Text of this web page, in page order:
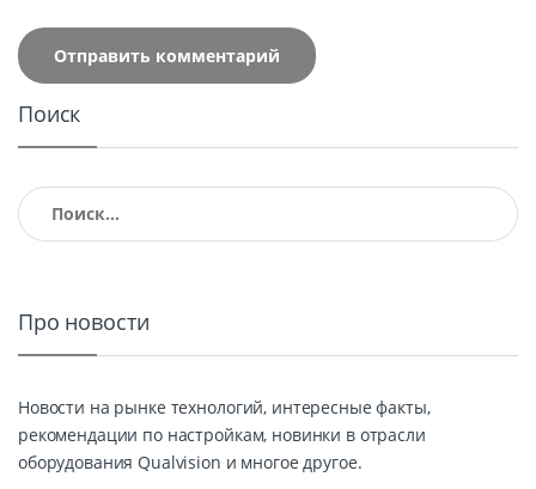
Поиск
Найти:
Про новости
Новости на рынке технологий, интересные факты,
рекомендации по настройкам, новинки в отрасли
оборудования Qualvision и многое другое.